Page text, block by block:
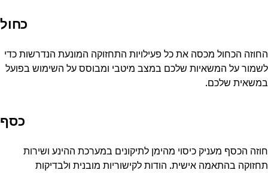
כחול
הכחול מכסה את כל פעילויות התחזוקה המונעת הנדרשות כדי
על המשאיות שלכם במצב מיטבי ומבוסס על השימוש בפועל
שלכם.
כסף
הכסף מעניק כיסוי מהימן לתיקונים במערכת ההינע ושירות
בהתאמה אישית. הודות לקישוריות מובנית ולבדיקות